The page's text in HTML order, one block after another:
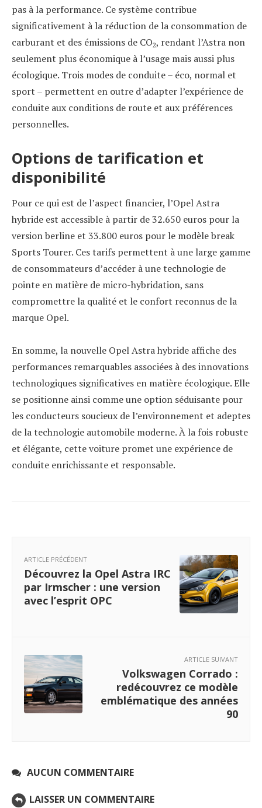
pas à la performance. Ce système contribue
significativement à la réduction de la consommation de
carburant et des émissions de CO2, rendant l’Astra non
seulement plus économique à l’usage mais aussi plus
écologique. Trois modes de conduite – éco, normal et
sport – permettent en outre d’adapter l’expérience de
conduite aux conditions de route et aux préférences
personnelles.
Options de tarification et
disponibilité
Pour ce qui est de l’aspect financier, l’Opel Astra
hybride est accessible à partir de 32.650 euros pour la
version berline et 33.800 euros pour le modèle break
Sports Tourer. Ces tarifs permettent à une large gamme
de consommateurs d’accéder à une technologie de
pointe en matière de micro-hybridation, sans
compromettre la qualité et le confort reconnus de la
marque Opel.
En somme, la nouvelle Opel Astra hybride affiche des
performances remarquables associées à des innovations
technologiques significatives en matière écologique. Elle
se positionne ainsi comme une option séduisante pour
les conducteurs soucieux de l’environnement et adeptes
de la technologie automobile moderne. À la fois robuste
et élégante, cette voiture promet une expérience de
conduite enrichissante et responsable.
ARTICLE PRÉCÉDENT
Découvrez la Opel Astra IRC
par Irmscher : une version
avec l’esprit OPC
ARTICLE SUIVANT
Volkswagen Corrado :
redécouvrez ce modèle
emblématique des années
90
AUCUN COMMENTAIRE
LAISSER UN COMMENTAIRE